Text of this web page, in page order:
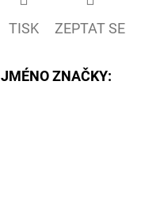
0,0
5
TISK ZEPTAT SE
JMÉNO ZNAČKY: